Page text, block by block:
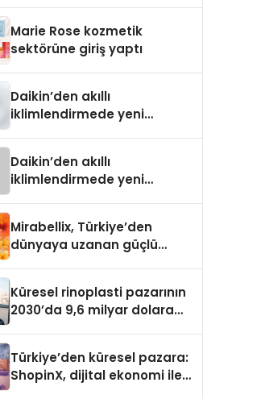
Aldı
Marie Rose kozmetik
sektörüne giriş yaptı
Daikin’den akıllı
iklimlendirmede yeni
Daikin’den akıllı
iklimlendirmede yeni
Mirabellix, Türkiye’den
dünyaya uzanan güçlü
Küresel rinoplasti pazarının
2030’da 9,6 milyar dolara
Türkiye’den küresel pazara:
ShopinX, dijital ekonomi ile